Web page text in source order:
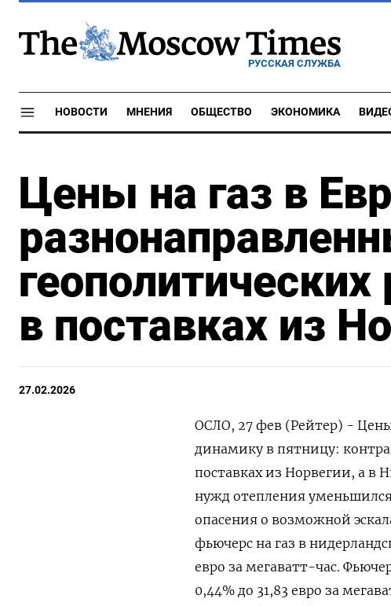
РУССКАЯ СЛУЖБА
НОВОСТИ МНЕНИЯ ОБЩЕСТВО ЭКОНОМИКА
Цены на газ в
в поставках из
27.02.2026
ОСЛО, 27 фев (Рейтер) -
динамику в пятницу:
поставках из Норвегии, а в
нужд отепления
опасения о возможной
фьючерс на газ в
евро за мегаватт-час.
0,44% до 31,83 евро за